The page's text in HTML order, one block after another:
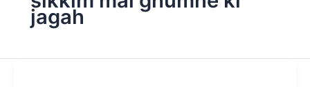
jagah